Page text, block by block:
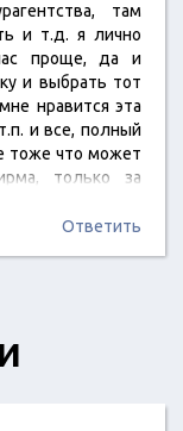
там
и т.д. я лично
проще, да и
и выбрать тот
нравится эта
и все, полный
тоже что может
только за
года только так
Ответить